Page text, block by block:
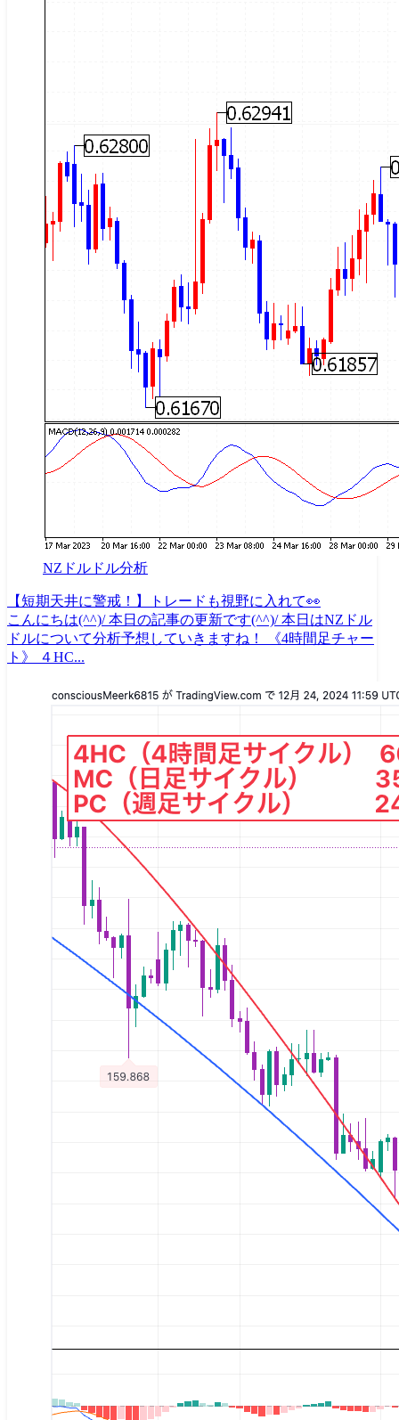
NZドルドル分析
【短期天井に警戒！】トレードも視野に入れて👀
こんにちは(^^)/ 本日の記事の更新です(^^)/ 本日はNZドル
ドルについて分析予想していきますね！ 《4時間足チャー
ト》 ４HC...